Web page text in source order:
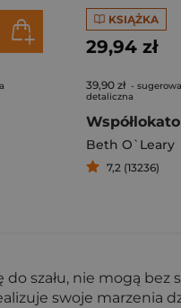
KSIĄŻKA
29,94 zł
39,90 zł -
detaliczna
Beth O`Leary
7,2 (13236)
szału, nie mogą bez
swoje marzenia